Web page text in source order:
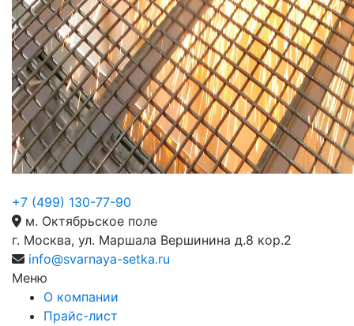
+7 (499) 130-77-90
м. Октябрьское поле
г. Москва, ул. Маршала Вершинина д.8 кор.2
info@svarnaya-setka.ru
Меню
О компании
Прайс-лист